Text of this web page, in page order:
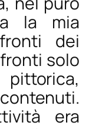
la mia
dei
solo
era